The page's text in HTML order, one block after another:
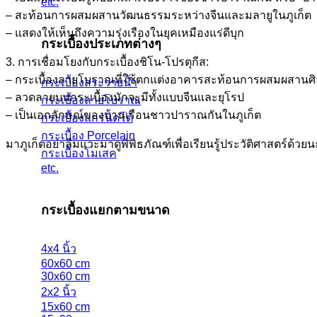
กระเบื้องประเภทต่างๆ
กระเบื้องสระว่ายน้ำ
กระเบื้องลายโบราณ
กระเบื้องแกรนิตโต้
กระเบื้อง Porcelain
กระเบื้องโมเสค
etc.
กระเบื้องแยกตามขนาด
4x4 นิ้ว
60x60 cm
30x60 cm
2x2 นิ้ว
15x60 cm
– สะท้อนการผสมผสานวัฒนธรรมระหว่างจีนและมลายูในภูเก็ต
– แสดงให้เห็นถึงความรุ่งเรืองในยุคเหมืองแร่ดีบุก
3. การเชื่อมโยงกับกระเบื้องชิโน-โปรตุกีส:
– กระเบื้องลายโบราณที่ใช้ตกแต่งอาคารสะท้อนการผสมผสาน
– ลวดลายบนกระเบื้องมักจะมีทั้งแบบจีนและยุโรป
– เป็นเอกลักษณ์ของบ้านเรือนชาวปาราณกันในภูเก็ต
มาภูเก็ตอย่าลืมแวะมาดูพิพิธภัณฑ์เพื่อเรียนรู้ประวัติศาสตร์ด้วยน